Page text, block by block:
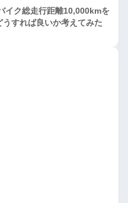
イク総走行距離10,000kmを
すれば良いか考えてみた